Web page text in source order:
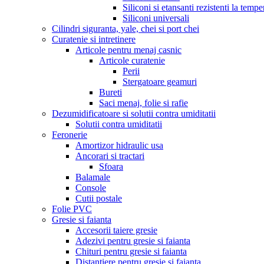
Siliconi si etansanti rezistenti la
Siliconi universali
Cilindri siguranta, yale, chei si port chei
Curatenie si intretinere
Articole pentru menaj casnic
Articole curatenie
Perii
Stergatoare geamuri
Bureti
Saci menaj, folie si rafie
Dezumidificatoare si solutii contra umiditatii
Solutii contra umiditatii
Feronerie
Amortizor hidraulic usa
Ancorari si tractari
Sfoara
Balamale
Console
Cutii postale
Folie PVC
Gresie si faianta
Accesorii taiere gresie
Adezivi pentru gresie si faianta
Chituri pentru gresie si faianta
Distantiere pentru gresie si faianta